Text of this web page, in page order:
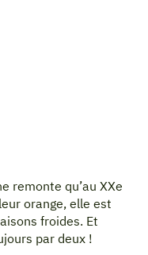
remonte qu’au XXe
orange, elle est
froides. Et
par deux !